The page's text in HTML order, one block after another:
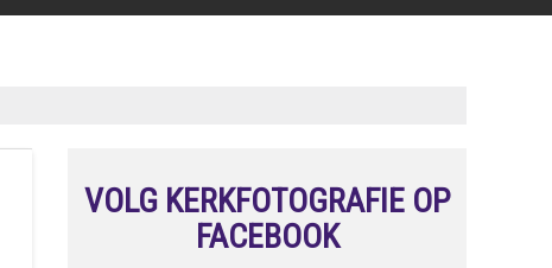
VOLG KERKFOTOGRAFIE OP
FACEBOOK